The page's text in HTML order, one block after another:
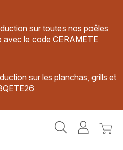
sur toutes nos poêles
le code CERAMETE
sur les planchas, grills et
MonMon